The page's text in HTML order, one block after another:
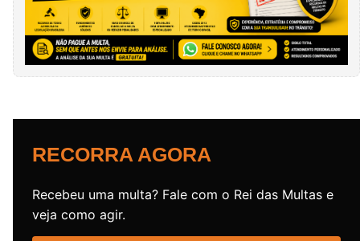
RECORRA AGORA
Recebeu uma multa? Fale com o Rei das Multas e
veja como agir.